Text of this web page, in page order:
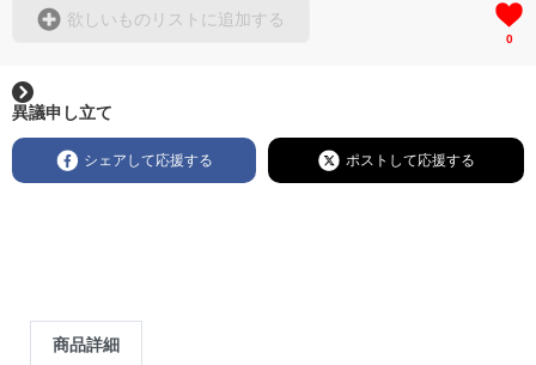
▶︎刺すように燃えるような眼差しは
[第2作品: 通常版.小説のみ.]
＜著者＞ 凛々風 猛 -リリカゼタケル
日本語版: https://amzn.asia/d/7GbUq3Z
[主人公である小説家の遺作]を絵本化。
＜小説/絵本版＞ 凛々風猛 -ririkazetakeru
欲しいものリストに追加する
0
異議申し立て
シェアして応援する ポストして応援する
商品詳細